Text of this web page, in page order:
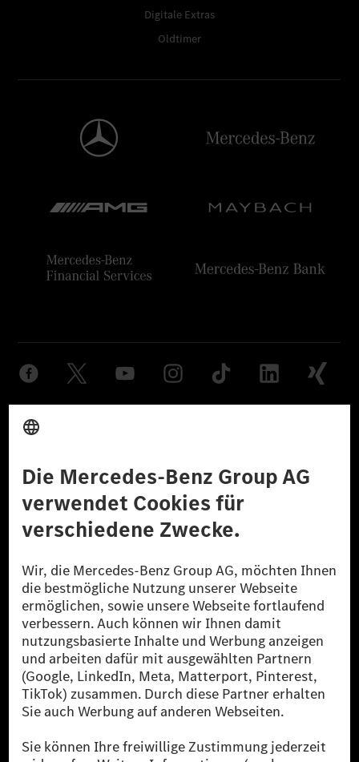
Digitale Extras
Oldtimer
© 2026 Mercedes-Benz Group AG. Alle Rechte vorbehalten.
reduzierte CO₂-Emissionen bei der Mercedes-Benz Group durch
zertifizierte Ausgleichsprojekte kompensiert werden.
[2] Renewable Charging ist ein integraler Bestandteil von MB.CHARGE
Public in Europa, den USA, Kanada und China. Sofern an der jeweiligen
Ladestation noch kein Strom aus erneuerbaren Energien vorliegt,
verwendet Renewable Charging Grünstromzertifikate*. Diese stellen
sicher, dass für Ladevorgänge über MB.CHARGE Public eine äquivalente
Strommenge aus erneuerbaren Energien ins Stromnetz eingespeist wird.
Sie stammen ausschließlich aus Wind- und Solarkraftanlagen, die jünger
als sechs Jahre sind.
* Inkl. EKOenergy Ökolabel
* Die angegebenen Werte wurden nach dem vorgeschriebenen
Messverfahren WLTP (Worldwide harmonised Light vehicles Test